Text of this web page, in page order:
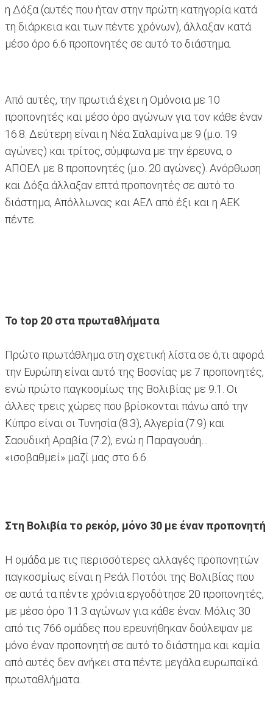
η Δόξα (αυτές που ήταν στην πρώτη κατηγορία κατά
τη διάρκεια και των πέντε χρόνων), άλλαξαν κατά
μέσο όρο 6.6 προπονητές σε αυτό το διάστημα.
Από αυτές, την πρωτιά έχει η Ομόνοια με 10
προπονητές και μέσο όρο αγώνων για τον κάθε έναν
16.8. Δεύτερη είναι η Νέα Σαλαμίνα με 9 (μ.ο. 19
αγώνες) και τρίτος, σύμφωνα με την έρευνα, ο
ΑΠΟΕΛ με 8 προπονητές (μ.ο. 20 αγώνες). Ανόρθωση
και Δόξα άλλαξαν επτά προπονητές σε αυτό το
διάστημα, Απόλλωνας και ΑΕΛ από έξι και η ΑΕΚ
πέντε.
To top 20 στα πρωταθλήματα
Πρώτο πρωτάθλημα στη σχετική λίστα σε ό,τι αφορά
την Ευρώπη είναι αυτό της Βοσνίας με 7 προπονητές,
ενώ πρώτο παγκοσμίως της Βολιβίας με 9.1. Οι
άλλες τρεις χώρες που βρίσκονται πάνω από την
Κύπρο είναι οι Τυνησία (8.3), Αλγερία (7.9) και
Σαουδική Αραβία (7.2), ενώ η Παραγουάη…
«ισοβαθμεί» μαζί μας στο 6.6.
Στη Βολιβία το ρεκόρ, μόνο 30 με έναν προπονητή
H ομάδα με τις περισσότερες αλλαγές προπονητών
παγκοσμίως είναι η Ρεάλ Ποτόσι της Βολιβίας που
σε αυτά τα πέντε χρόνια εργοδότησε 20 προπονητές,
με μέσο όρο 11.3 αγώνων για κάθε έναν. Μόλις 30
από τις 766 ομάδες που ερευνήθηκαν δούλεψαν με
μόνο έναν προπονητή σε αυτό το διάστημα και καμία
από αυτές δεν ανήκει στα πέντε μεγάλα ευρωπαϊκά
πρωταθλήματα.